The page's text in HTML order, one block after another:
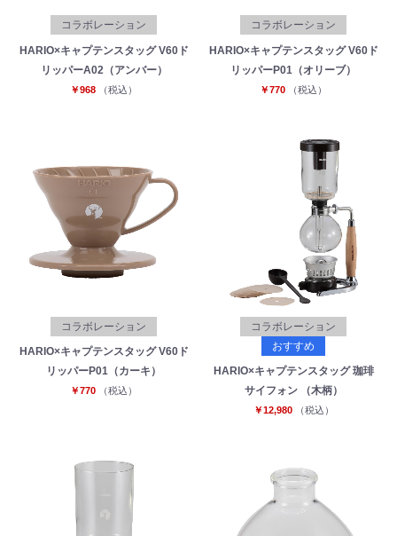
コラボレーション
HARIO×キャプテンスタッグ V60ド
リッパーA02（アンバー）
￥968 （税込）
コラボレーション
HARIO×キャプテンスタッグ V60ド
リッパーP01（オリーブ）
￥770 （税込）
コラボレーション
HARIO×キャプテンスタッグ V60ド
リッパーP01（カーキ）
￥770 （税込）
コラボレーション
おすすめ
HARIO×キャプテンスタッグ 珈琲
サイフォン （木柄）
￥12,980 （税込）